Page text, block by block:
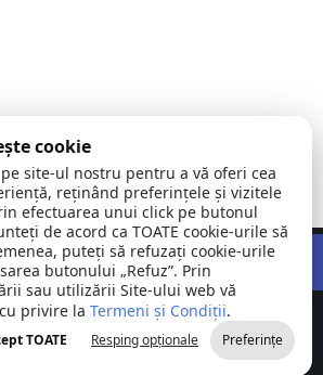
Comuna
Stejaru |
județul Tulcea
©
2026
Toate
drepturile
rezervate
Big Media Relații Publice SRL
cookie
site-ul nostru pentru a vă oferi cea
reținând preferințele și vizitele
efectuarea unui click pe butonul
de acord ca TOATE cookie-urile să
puteți să refuzați cookie-urile
butonului „Refuz”. Prin
sau utilizării Site-ului web vă
privire la Termeni și Condiții.
TOATE Resping opționale Preferințe